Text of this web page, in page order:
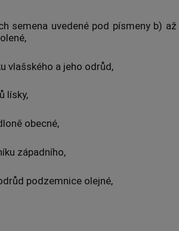
semena uvedené pod písmeny b) až
vlašského a jeho odrůd,
lísky,
obecné,
západního,
podzemnice olejné,